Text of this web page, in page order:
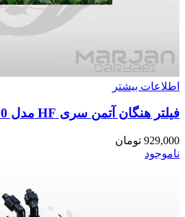
اطلاعات بیشتر
فیلتر هنگان آتمن سری HF مدل HF-0800
929,000 تومان
ناموجود